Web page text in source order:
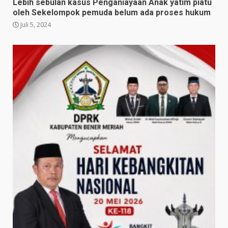
Lebih sebulan kasus Penganiayaan Anak yatim piatu
oleh Sekelompok pemuda belum ada proses hukum
Juli 5, 2024